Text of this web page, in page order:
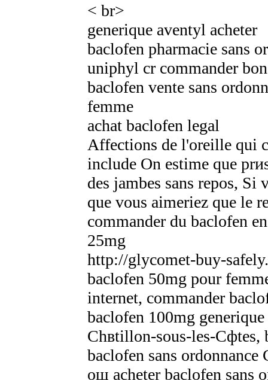
< br>
generique aventyl acheter
baclofen pharmacie sans
uniphyl cr commander
baclofen vente sans
femme
achat baclofen legal
Affections de l'oreille qui
include On estime que
des jambes sans repos,
que vous aimeriez que le
commander du baclofen
25mg
http://glycomet-buy-
baclofen 50mg pour
internet, commander
baclofen 100mg
Chвtillon-sous-les-Cфtes,
baclofen sans ordonnance
oщ acheter baclofen sans